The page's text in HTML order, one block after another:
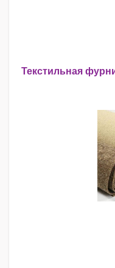
Текстильная